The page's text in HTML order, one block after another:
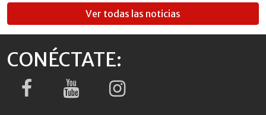
Ver todas las noticias
CONÉCTATE: